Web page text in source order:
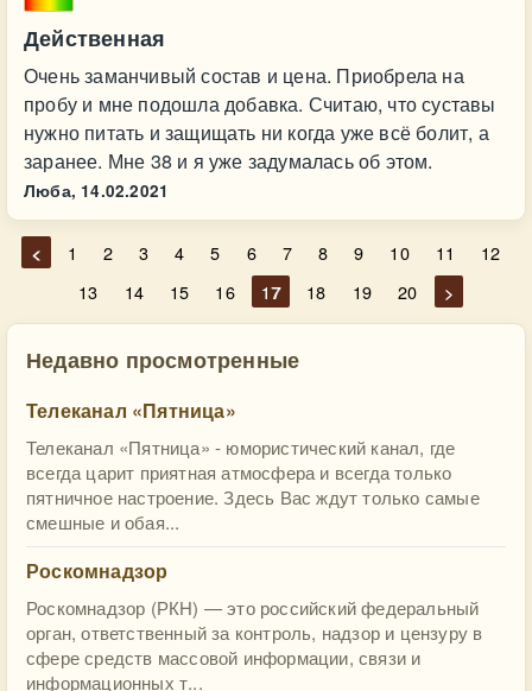
Действенная
Очень заманчивый состав и цена. Приобрела на
пробу и мне подошла добавка. Считаю, что суставы
нужно питать и защищать ни когда уже всё болит, а
заранее. Мне 38 и я уже задумалась об этом.
Люба, 14.02.2021
< 1 2 3 4 5 6 7 8 9 10 11
12
13
14 15 16 17 18 19 20 >
Недавно просмотренные
Телеканал «Пятница»
Телеканал «Пятница» - юмористический канал, где
всегда царит приятная атмосфера и всегда только
пятничное настроение. Здесь Вас ждут только самые
смешные и обая...
Роскомнадзор
Роскомнадзор (РКН) — это российский федеральный
орган, ответственный за контроль, надзор и цензуру в
сфере средств массовой информации, связи и
информационных т...